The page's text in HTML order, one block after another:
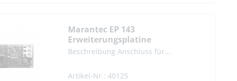
Marantec EP 143
Erweiterungsplatine
Schließkantensicherung
Beschreibung Anschluss für...
Artikel-Nr.: 40125